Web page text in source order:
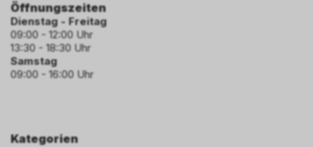
Kategorien
Öffnungszeiten
Dienstag - Freitag
09:00 - 12:00 Uhr
13:30 - 18:30 Uhr
Samstag
09:00 - 16:00 Uhr